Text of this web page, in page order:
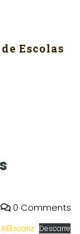
Escolas
0 Comments
Descarre